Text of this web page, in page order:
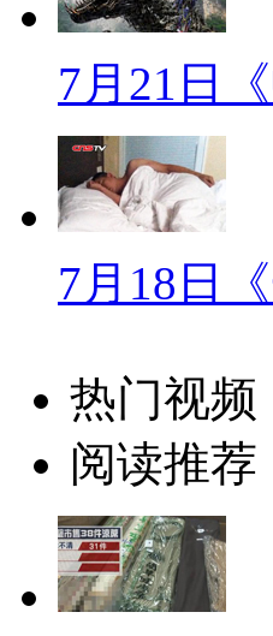
了，买也便宜
【解说】
出台，形成了
实物福利分配
中国全面停止
起初很多人
择房屋地段、
度。中国城镇
的33平米。
不过从房改
升外，1998年
7月21日
7月18日
热门视频
阅读推荐